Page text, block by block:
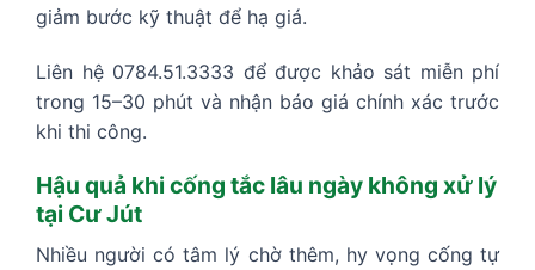
giảm bước kỹ thuật để hạ giá.
Liên hệ 0784.51.3333 để được khảo sát miễn phí
trong 15–30 phút và nhận báo giá chính xác trước
khi thi công.
Hậu quả khi cống tắc lâu ngày không xử lý
tại Cư Jút
Nhiều người có tâm lý chờ thêm, hy vọng cống tự